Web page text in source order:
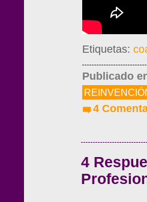
Etiquetas:
Publicado
4
4